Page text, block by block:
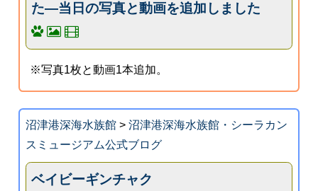
た―当日の写真と動画を追加しました
※写真1枚と動画1本追加。
沼津港深海水族館> 沼津港深海水族館・シーラカン
スミュージアム公式ブログ
ベイビーギンチャク